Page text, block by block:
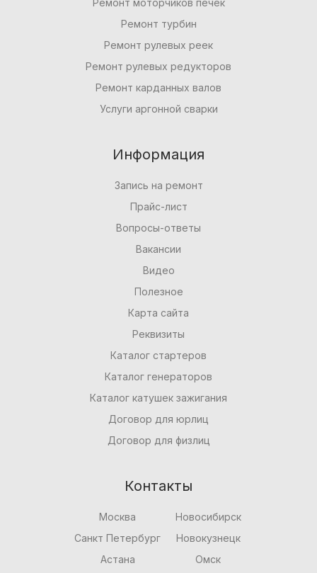
Ремонт турбин
Ремонт рулевых реек
Ремонт рулевых редукторов
Ремонт карданных валов
Услуги аргонной сварки
Информация
Запись на ремонт
Прайс-лист
Вопросы-ответы
Вакансии
Видео
Полезное
Карта сайта
Реквизиты
Каталог стартеров
Каталог генераторов
Каталог катушек зажигания
Договор для юрлиц
Договор для физлиц
Контакты
Москва
Санкт Петербург
Астана
Новосибирск
Новокузнецк
Омск